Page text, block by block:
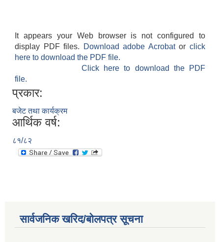
It appears your Web browser is not configured to
display PDF files.
Download adobe Acrobatorclick
here to download the PDF file.
Click here to download the PDF
file.
प्रकार:
बजेट तथा कार्यक्रम
आर्थिक वर्ष:
८१/८२
सार्वजनिक खरिद/बोलपत्र सूचना